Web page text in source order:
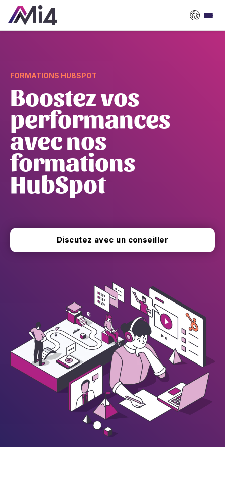
FORMATIONS HUBSPOT
Boostez vos
performances
avec nos
formations
HubSpot
Discutez avec un conseiller